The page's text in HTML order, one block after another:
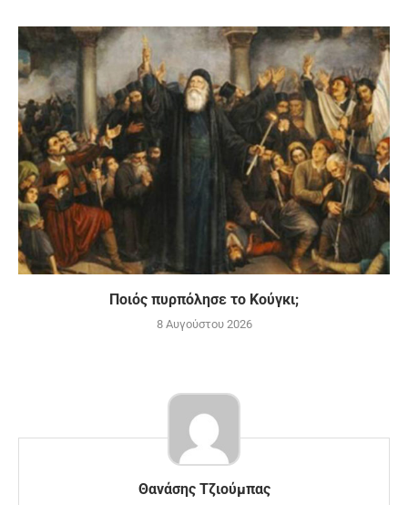
Ποιός πυρπόλησε το Κούγκι;
8 Αυγούστου 2026
Θανάσης Τζιούμπας